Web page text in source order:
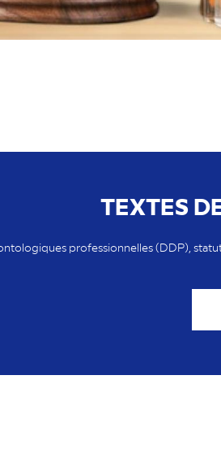
TEXTES
professionnelles (DDP),